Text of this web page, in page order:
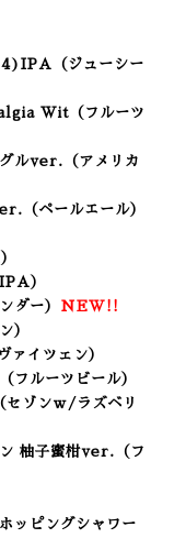
（ジューシー
Wit（フルーツ
ルver.（アメリカ
（ペールエール）
）
ダー） NEW!!
）
イツェン）
ルーツビール）
ゾンｗ/ラズベリ
柚子蜜柑ver. （フ
ッピングシャワー